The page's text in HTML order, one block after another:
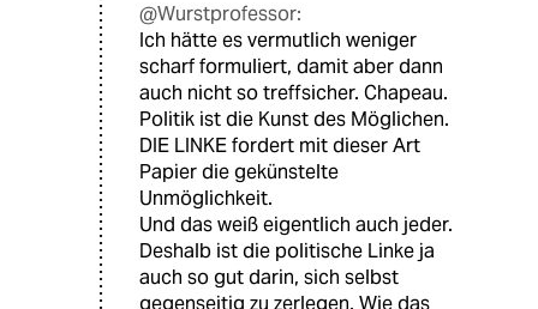
@Wurstprofessor:
Ich hätte es vermutlich weniger
scharf formuliert, damit aber dann
auch nicht so treffsicher. Chapeau.
Politik ist die Kunst des Möglichen.
DIE LINKE fordert mit dieser Art
Papier die gekünstelte
Unmöglichkeit.
Und das weiß eigentlich auch jeder.
Deshalb ist die politische Linke ja
auch so gut darin, sich selbst
gegenseitig zu zerlegen. Wie das